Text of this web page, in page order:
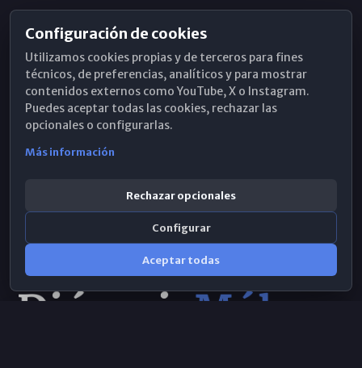
Horarios de Misa
Hemeroteca
WhatsApp
Configuración de cookies
Utilizamos cookies propias y de terceros para fines
técnicos, de preferencias, analíticos y para mostrar
contenidos externos como YouTube, X o Instagram.
Puedes aceptar todas las cookies, rechazar las
opcionales o configurarlas.
Más información
Rechazar opcionales
Configurar
Aceptar todas